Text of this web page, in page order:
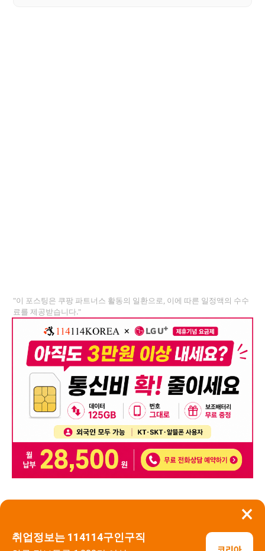
×
취업정보는 114114구인구직
"이 포스팅은 쿠팡 파트너스 활동의 일환으로, 이에 따른 일정액의 수수
료를 제공받습니다."